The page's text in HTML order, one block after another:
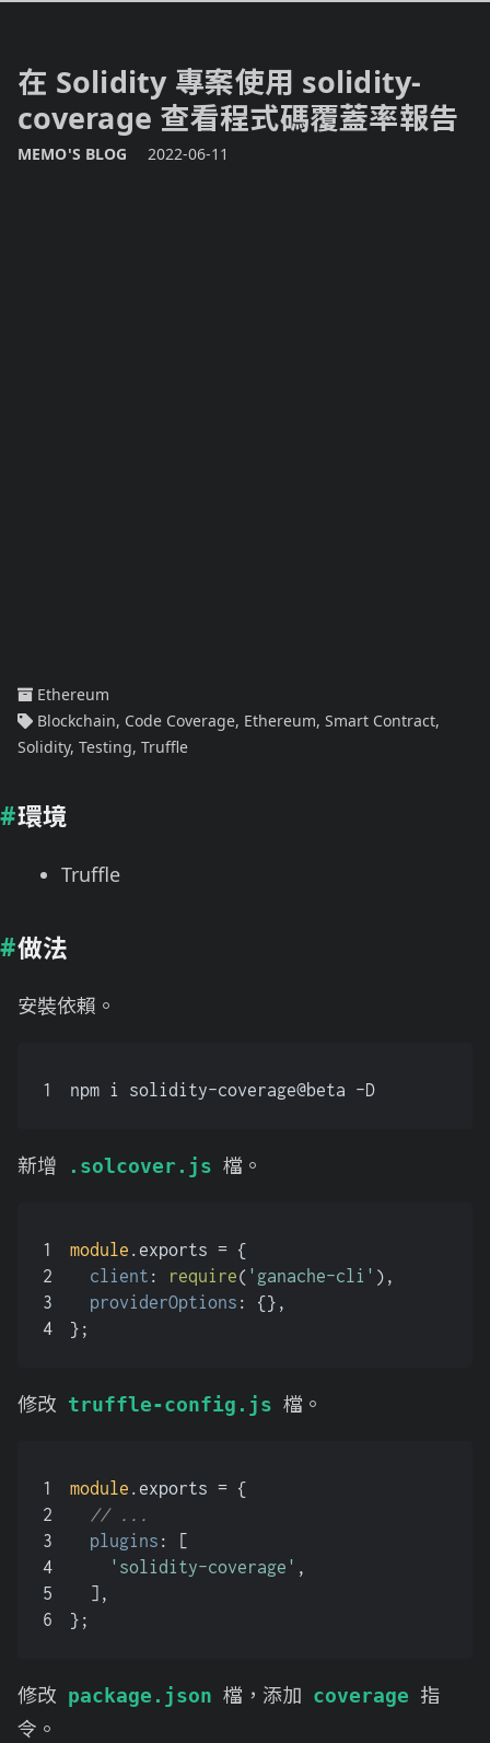
在 Solidity 專案使用 solidity-
coverage 查看程式碼覆蓋率報告
MEMO'S BLOG 2022-06-11
Ethereum
Blockchain, Code Coverage, Ethereum, Smart Contract,
Solidity, Testing, Truffle
環境
Truffle
做法
安裝依賴。
1 npm i solidity-coverage@beta -D
新增 .solcover.js 檔。
1
2
3
4
module . exports = {
client : require( 'ganache-cli' ),
providerOptions : {},
};
修改 truffle-config.js 檔。
1
2
3
4
5
6
module . exports = {
// ...
plugins : [
'solidity-coverage' ,
  ],
};
修改 package.json 檔，添加 coverage 指
令。